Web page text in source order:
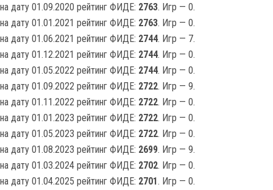
на дату 01.09.2020 рейтинг ФИДЕ: 2763. Игр — 0.
на дату 01.01.2021 рейтинг ФИДЕ: 2763. Игр — 0.
на дату 01.06.2021 рейтинг ФИДЕ: 2744. Игр — 7.
на дату 01.12.2021 рейтинг ФИДЕ: 2744. Игр — 0.
на дату 01.05.2022 рейтинг ФИДЕ: 2744. Игр — 0.
на дату 01.09.2022 рейтинг ФИДЕ: 2722. Игр — 9.
на дату 01.11.2022 рейтинг ФИДЕ: 2722. Игр — 0.
на дату 01.01.2023 рейтинг ФИДЕ: 2722. Игр — 0.
на дату 01.05.2023 рейтинг ФИДЕ: 2722. Игр — 0.
на дату 01.08.2023 рейтинг ФИДЕ: 2699. Игр — 9.
на дату 01.03.2024 рейтинг ФИДЕ: 2702. Игр — 0.
на дату 01.04.2025 рейтинг ФИДЕ: 2701. Игр — 0.